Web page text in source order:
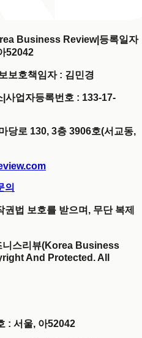
Business Review| 등록일자
52042
보호책임자 : 김민경
사업자등록번호 : 133-17-
당로 130, 3층 3906호(서교동,
의
법 보호를 받으며, 무단 복제
스리뷰(Korea Business
And Protected. All
: 서울, 아52042